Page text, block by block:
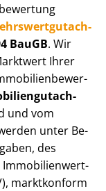
BauGB. Wir
Ihrer
und vom
unter Be­
des
Im­mo­bi­li­en­wert­
marktkonform